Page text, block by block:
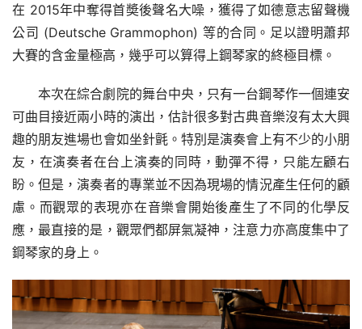
在 2015年中奪得首奬後聲名大噪，獲得了如德意志留聲機
公司 (Deutsche Grammophon) 等的合同。足以證明蕭邦
大賽的含金量極高，幾乎可以算得上鋼琴家的終極目標。
本次在綜合劇院的舞台中央，只有一台鋼琴作一個連安
可曲目接近兩小時的演出，估計很多對古典音樂沒有太大興
趣的朋友進場也會如坐針氈。特別是演奏會上有不少的小朋
友，在演奏者在台上演奏的同時，動彈不得，只能左顧右
盼。但是，演奏者的專業並不因為現場的情況產生任何的顧
慮。而觀眾的表現亦在音樂會開始後產生了不同的化學反
應，最直接的是，觀眾們都屏氣凝神，注意力亦高度集中了
鋼琴家的身上。